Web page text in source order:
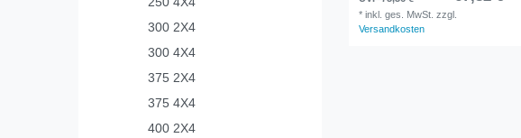
300 2X4
300 4X4
375 2X4
375 4X4
400 2X4
*inkl. ges. MwSt. zzgl.
Versandkosten